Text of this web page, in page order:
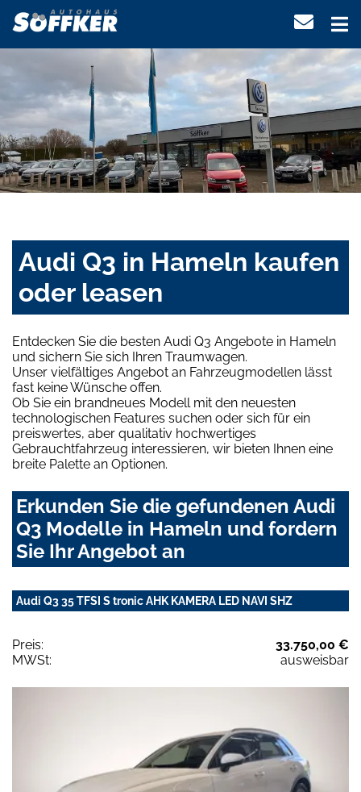
Audi Q3 in Hameln kaufen
oder leasen
Entdecken Sie die besten Audi Q3 Angebote in Hameln
und sichern Sie sich Ihren Traumwagen.
Unser vielfältiges Angebot an Fahrzeugmodellen lässt
fast keine Wünsche offen.
Ob Sie ein brandneues Modell mit den neuesten
technologischen Features suchen oder sich für ein
preiswertes, aber qualitativ hochwertiges
Gebrauchtfahrzeug interessieren, wir bieten Ihnen eine
breite Palette an Optionen.
Erkunden Sie die gefundenen Audi
Q3 Modelle in Hameln und fordern
Sie Ihr Angebot an
Audi Q3 35 TFSI S tronic AHK KAMERA LED NAVI SHZ
Preis:
33.750,00 €
MWSt:
ausweisbar